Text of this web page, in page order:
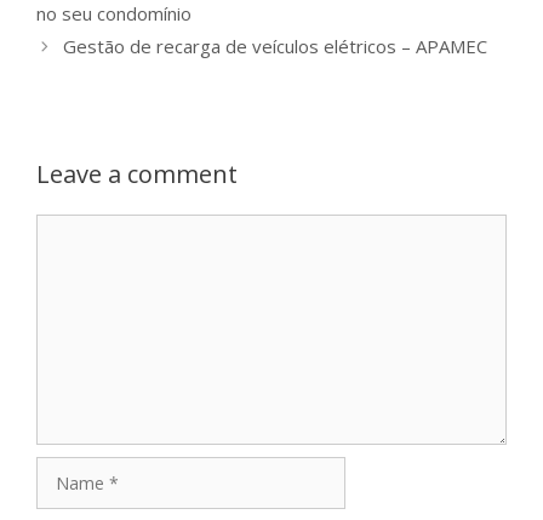
no seu condomínio
Gestão de recarga de veículos elétricos – APAMEC
Leave a comment